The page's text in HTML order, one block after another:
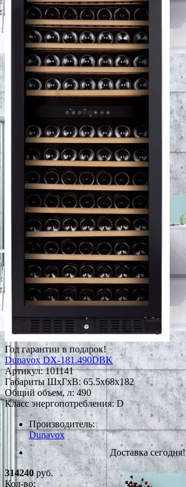
Год гарантии в подарок!
Dunavox DX-181.490DBK
Артикул:101141
Габариты ШxГxВ: 65.5x68x182
Общий объем, л: 490
Класс энергопотребления: D
Производитель:
Dunavox
Доставка сегодня!
314240руб.
Кол-во: